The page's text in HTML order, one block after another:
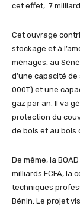
cet effet, 7
Cet ouvrage
stockage et à
ménages, au
d’une capacité
000T) et une
gaz par an. Il va
protection du
de bois et au bois
De même, la
milliards FCFA, la
techniques
Bénin. Le projet